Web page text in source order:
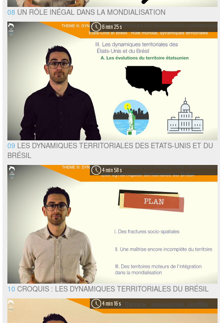
08 UN RÔLE INÉGAL DANS LA MONDIALISATION
6 min 25 s
09 LES DYNAMIQUES TERRITORIALES DES ETATS-UNIS ET DU
BRÉSIL
4 min 58 s
10 CROQUIS : LES DYNAMIQUES TERRITORIALES DU BRÉSIL
4 min 16 s